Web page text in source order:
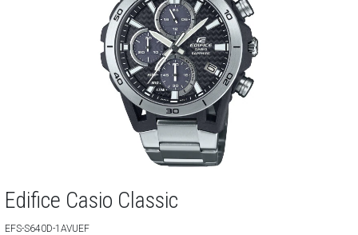
Edifice Casio Classic
EFS-S640D-1AVUEF